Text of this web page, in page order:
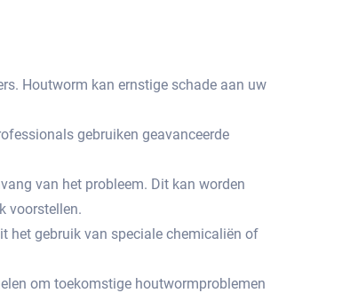
Houtworm kan ernstige schade aan uw
gebruiken geavanceerde
van het probleem.​ Dit kan worden
voorstellen.
het gebruik van speciale chemicaliën of
om toekomstige houtwormproblemen